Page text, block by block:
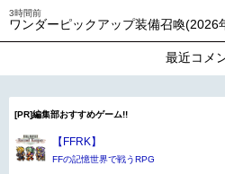
3時間前
ワンダーピックアップ装備召喚(2026
最近コメ
[PR]編集部おすすめゲーム!!
【FFRK】
FFの記憶世界で戦うRPG